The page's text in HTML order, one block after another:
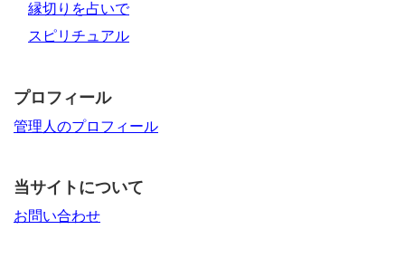
縁切りを占いで
スピリチュアル
プロフィール
管理人のプロフィール
当サイトについて
お問い合わせ